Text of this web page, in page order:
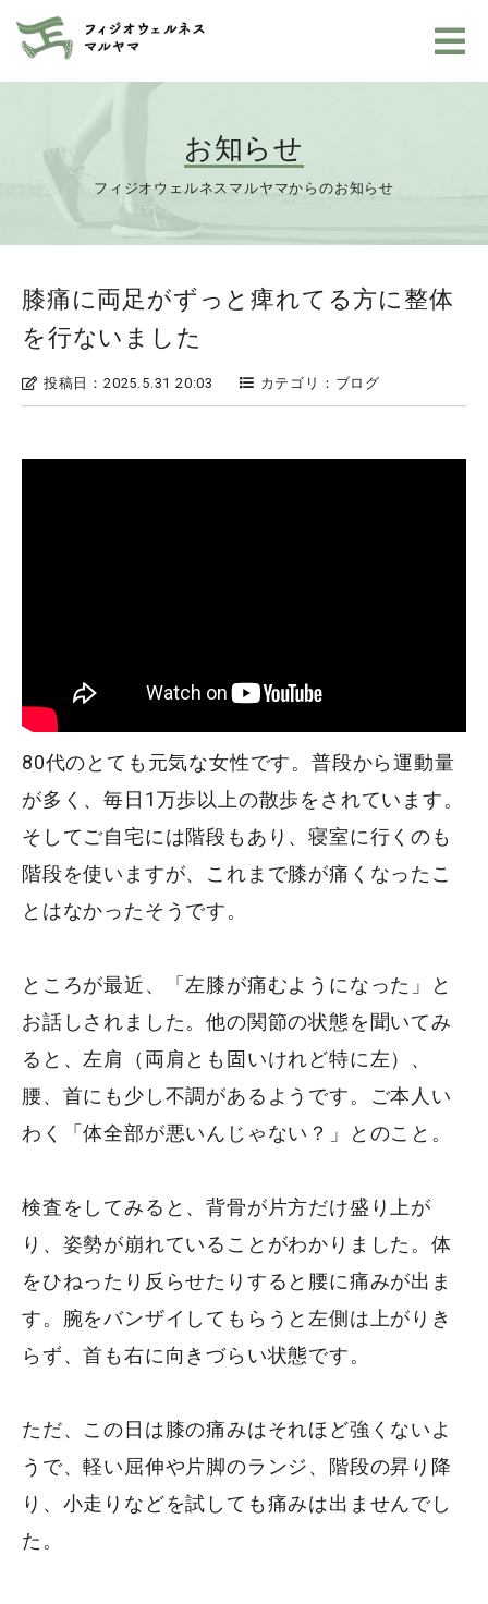
お知らせ
フィジオウェルネスマルヤマからのお知らせ
膝痛に両足がずっと痺れてる方に整体
を行ないました
投稿日：2025.5.31 20:03 カテゴリ：ブログ
80代のとても元気な女性です。普段から運動量
が多く、毎日1万歩以上の散歩をされています。
そしてご自宅には階段もあり、寝室に行くのも
階段を使いますが、これまで膝が痛くなったこ
とはなかったそうです。
ところが最近、「左膝が痛むようになった」と
お話しされました。他の関節の状態を聞いてみ
ると、左肩（両肩とも固いけれど特に左）、
腰、首にも少し不調があるようです。ご本人い
わく「体全部が悪いんじゃない？」とのこと。
検査をしてみると、背骨が片方だけ盛り上が
り、姿勢が崩れていることがわかりました。体
をひねったり反らせたりすると腰に痛みが出ま
す。腕をバンザイしてもらうと左側は上がりき
らず、首も右に向きづらい状態です。
ただ、この日は膝の痛みはそれほど強くないよ
うで、軽い屈伸や片脚のランジ、階段の昇り降
り、小走りなどを試しても痛みは出ませんでし
た。